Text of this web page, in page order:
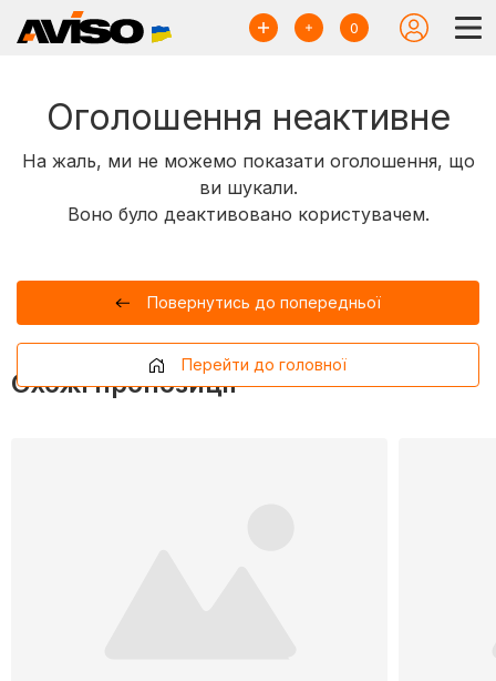
0
Оголошення неактивне
На жаль, ми не можемо показати оголошення, що
ви шукали.
Воно було деактивовано користувачем.
Повернутись до попередньої
Перейти до головної
Схожі пропозиції